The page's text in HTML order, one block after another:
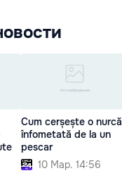
Cum cerșește o nurcă
înfometată de la un
pescar
10 Мар. 14:56